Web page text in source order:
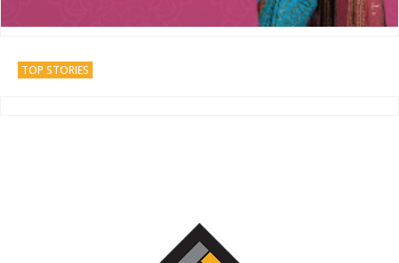
TOP STORIES